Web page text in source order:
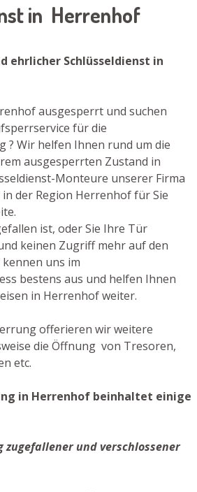
in Herrenhof
ehrlicher Schlüsseldienst in
ausgesperrt und suchen
für die
Wir helfen Ihnen rund um die
ausgesperrten Zustand in
Monteure unserer Firma
der Region Herrenhof für Sie
ist, oder Sie Ihre Tür
keinen Zugriff mehr auf den
uns im
bestens aus und helfen Ihnen
in Herrenhof weiter.
offerieren wir weitere
die Öffnung von Tresoren,
etc.
in Herrenhof beinhaltet einige
zugefallener und verschlossener